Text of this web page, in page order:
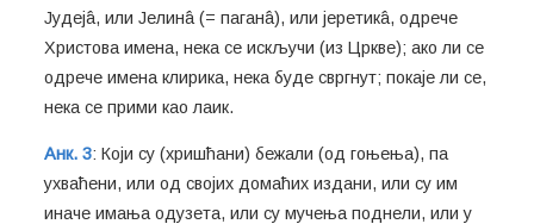
Јудејâ, или Јелинâ (= паганâ), или јеретикâ, одрече
Христова имена, нека се искључи (из Цркве); ако ли се
одрече имена клирика, нека буде свргнут; покаје ли се,
нека се прими као лаик.
Анк. 3: Који су (хришћани) бежали (од гоњења), па
ухваћени, или од својих домаћих издани, или су им
иначе имања одузета, или су мучења поднели, или у